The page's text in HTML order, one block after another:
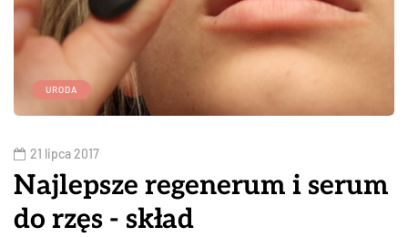
URODA
21 lipca 2017
Najlepsze regenerum i serum
do rzęs - skład